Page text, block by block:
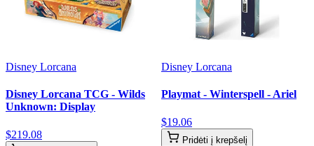
Disney Lorcana
Disney Lorcana TCG - Wilds
Unknown: Display
$219.08
Disney Lorcana
Playmat - Winterspell - Ariel
$19.06
Pridėti į krepšelį